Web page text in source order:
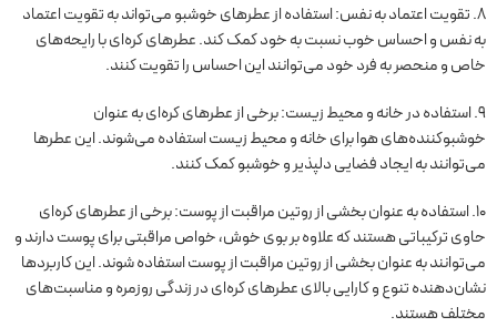
8. تقویت اعتماد به نفس: استفاده از عطرهای خوشبو می‌تواند به تقویت اعتماد
به نفس و احساس خوب نسبت به خود کمک کند. عطرهای کره‌ای با رایحه‌های
خاص و منحصر به فرد خود می‌توانند این احساس را تقویت کنند.
9. استفاده در خانه و محیط زیست: برخی از عطرهای کره‌ای به عنوان
خوشبوکننده‌های هوا برای خانه و محیط زیست استفاده می‌شوند. این عطرها
می‌توانند به ایجاد فضایی دلپذیر و خوشبو کمک کنند.
10. استفاده به عنوان بخشی از روتین مراقبت از پوست: برخی از عطرهای کره‌ای
حاوی ترکیباتی هستند که علاوه بر بوی خوش، خواص مراقبتی برای پوست دارند و
می‌توانند به عنوان بخشی از روتین مراقبت از پوست استفاده شوند. این کاربردها
نشان‌دهنده تنوع و کارایی بالای عطرهای کره‌ای در زندگی روزمره و مناسبت‌های
مختلف هستند.